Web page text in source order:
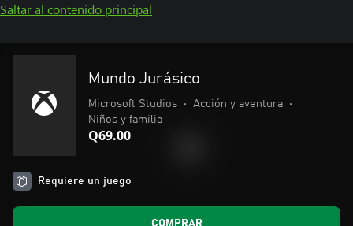
Saltar al contenido principal
Mundo Jurásico
Microsoft Studios • Acción y aventura
•
Niños y familia
Q69.00
Requiere un juego
COMPRAR